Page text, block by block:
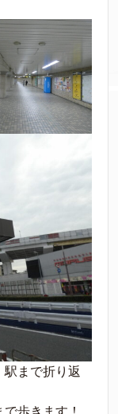
駅まで折り返
歩きます！